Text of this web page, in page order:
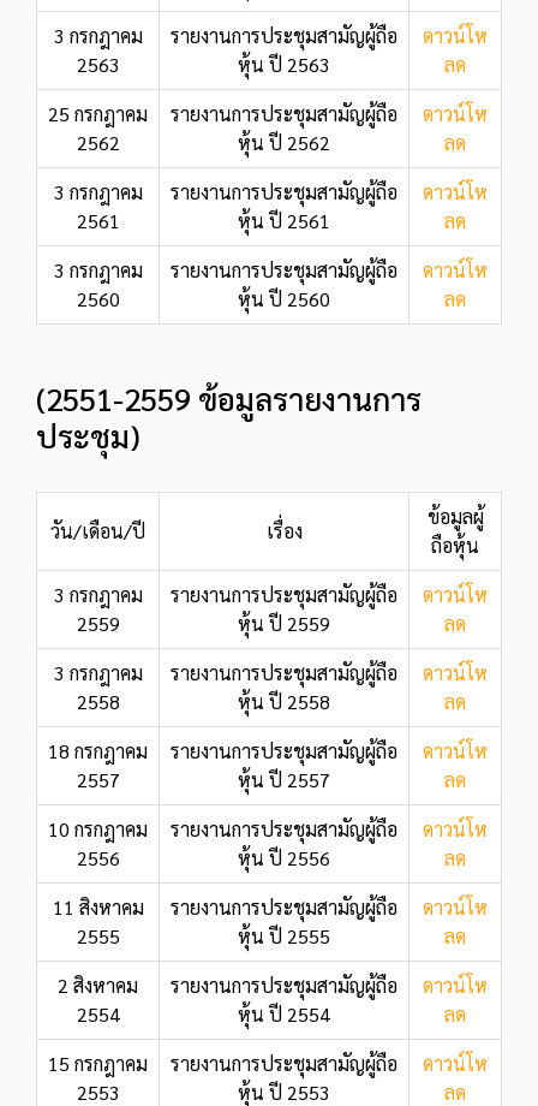
3 กรกฎาคม
2563
รายงานการประชุมสามัญผู้ถือ
หุ้น ปี 2563
ดาวน์โห
ลด
25 กรกฎาคม
2562
รายงานการประชุมสามัญผู้ถือ
หุ้น ปี 2562
ดาวน์โห
ลด
3 กรกฎาคม
2561
รายงานการประชุมสามัญผู้ถือ
หุ้น ปี 2561
ดาวน์โห
ลด
3 กรกฎาคม
2560
รายงานการประชุมสามัญผู้ถือ
หุ้น ปี 2560
ดาวน์โห
ลด
(2551-2559 ข้อมูลรายงานการ
ประชุม)
วัน/เดือน/ปี เรื่อง
ข้อมูลผู้
ถือหุ้น
3 กรกฎาคม
2559
รายงานการประชุมสามัญผู้ถือ
หุ้น ปี 2559
ดาวน์โห
ลด
3 กรกฎาคม
2558
รายงานการประชุมสามัญผู้ถือ
หุ้น ปี 2558
ดาวน์โห
ลด
18 กรกฎาคม
2557
รายงานการประชุมสามัญผู้ถือ
หุ้น ปี 2557
ดาวน์โห
ลด
10 กรกฎาคม
2556
รายงานการประชุมสามัญผู้ถือ
หุ้น ปี 2556
ดาวน์โห
ลด
11 สิงหาคม
2555
รายงานการประชุมสามัญผู้ถือ
หุ้น ปี 2555
ดาวน์โห
ลด
2 สิงหาคม
2554
รายงานการประชุมสามัญผู้ถือ
หุ้น ปี 2554
ดาวน์โห
ลด
15 กรกฎาคม
2553
รายงานการประชุมสามัญผู้ถือ
หุ้น ปี 2553
ดาวน์โห
ลด